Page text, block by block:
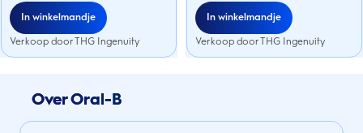
In winkelmandje
Verkoop door THG Ingenuity
In winkelmandje
Verkoop door THG Ingenuity
Over Oral-B